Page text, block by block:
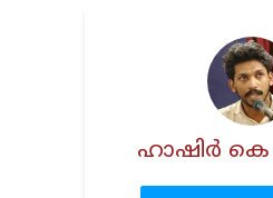
ഹാഷിര്‍